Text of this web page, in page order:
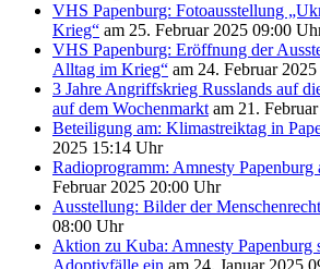
VHS Papenburg: Fotoausstellung
Krieg“ am 25. Februar 2025 09:00
VHS Papenburg: Eröffnung der
Alltag im Krieg“ am 24. Februar
3 Jahre Angriffskrieg Russlands auf
auf dem Wochenmarkt am 21.
Beteiligung am: Klimastreiktag in
2025 15:14 Uhr
Radioprogramm: Amnesty Papenburg
Februar 2025 20:00 Uhr
Ausstellung: Bilder der
08:00 Uhr
Aktion zu Kuba: Amnesty Papenburg
Adoptivfälle ein am 24. Januar 2025